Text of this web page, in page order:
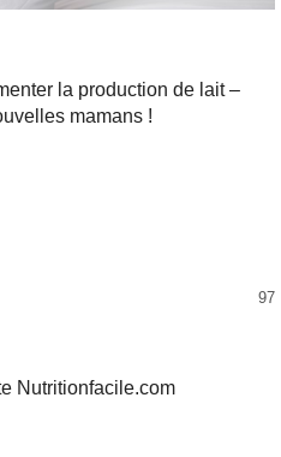
la production de lait –
mamans !
97
Nutritionfacile.com